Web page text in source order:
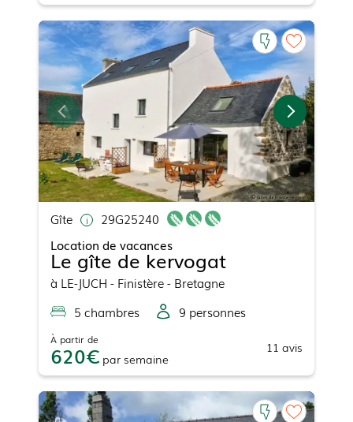
Gîte
29G25240
Location de vacances
Le gîte de kervogat
à LE-JUCH - Finistère - Bretagne
5 chambres 9 personnes
À partir de
620 par semaine
11 avis